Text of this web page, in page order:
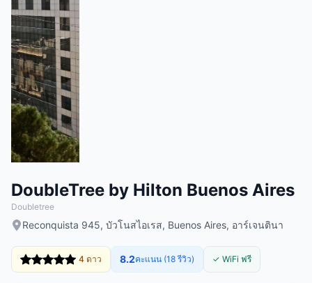
DoubleTree by Hilton Buenos Aires
Doubletree
Reconquista 945, บัวโนสไอเรส, Buenos Aires, อาร์เจนตินา
4 ดาว 8.2คะแนน (18 รีวิว) ✓ WiFi ฟรี